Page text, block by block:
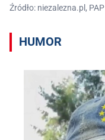
Źródło: niezalezna.pl, PAP
HUMOR